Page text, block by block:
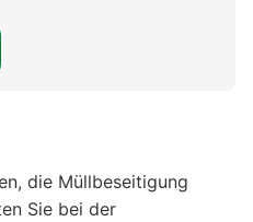
die Müllbeseitigung
Sie bei der